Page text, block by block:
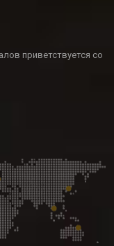
приветствуется со